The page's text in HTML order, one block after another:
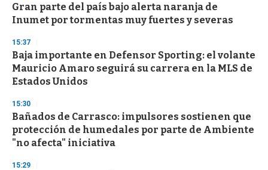
Gran parte del país bajo alerta naranja de
Inumet por tormentas muy fuertes y severas
15:37
Baja importante en Defensor Sporting: el volante
Mauricio Amaro seguirá su carrera en la MLS de
Estados Unidos
15:30
Bañados de Carrasco: impulsores sostienen que
protección de humedales por parte de Ambiente
"no afecta" iniciativa
15:29